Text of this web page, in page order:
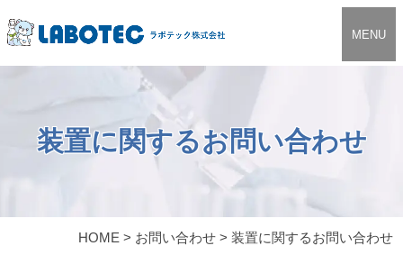
MENU
装置に関するお問い合わせ
HOME > お問い合わせ> 装置に関するお問い合わせ